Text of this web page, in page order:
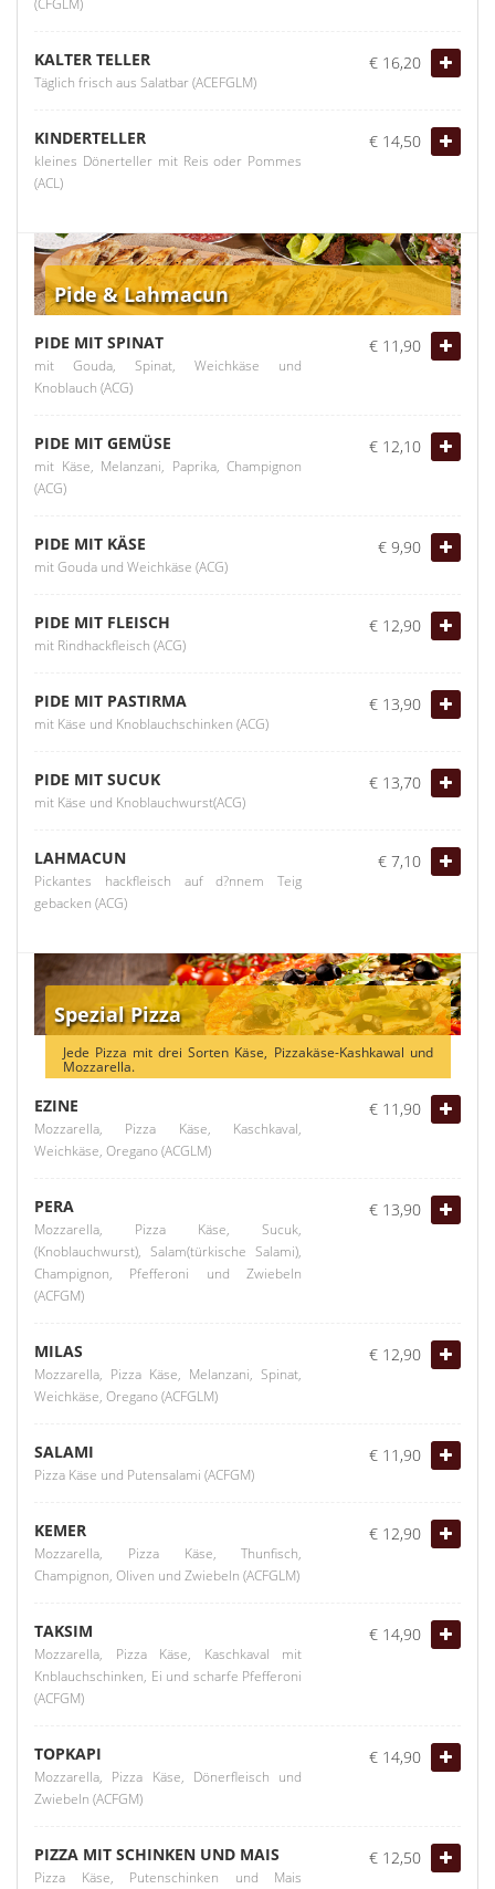
KALTER TELLER
Täglich frisch aus Salatbar (ACEFGLM)
€ 16,20
KINDERTELLER
kleines Dönerteller mit Reis oder Pommes
(ACL)
€ 14,50
Pide & Lahmacun
PIDE MIT SPINAT
mit Gouda, Spinat, Weichkäse und
Knoblauch (ACG)
€ 11,90
PIDE MIT GEMÜSE
mit Käse, Melanzani, Paprika, Champignon
(ACG)
€ 12,10
PIDE MIT KÄSE
mit Gouda und Weichkäse (ACG)
€ 9,90
PIDE MIT FLEISCH
mit Rindhackfleisch (ACG)
€ 12,90
PIDE MIT PASTIRMA
mit Käse und Knoblauchschinken (ACG)
€ 13,90
PIDE MIT SUCUK
mit Käse und Knoblauchwurst(ACG)
€ 13,70
LAHMACUN
Pickantes hackfleisch auf d?nnem Teig
gebacken (ACG)
€ 7,10
Spezial Pizza
Jede Pizza mit drei Sorten Käse, Pizzakäse-Kashkawal und
Mozzarella.
EZINE
Mozzarella, Pizza Käse, Kaschkaval,
Weichkäse, Oregano (ACGLM)
€ 11,90
PERA
Mozzarella, Pizza Käse, Sucuk,
(Knoblauchwurst), Salam(türkische Salami),
Champignon, Pfefferoni und Zwiebeln
(ACFGM)
€ 13,90
MILAS
Mozzarella, Pizza Käse, Melanzani, Spinat,
Weichkäse, Oregano (ACFGLM)
€ 12,90
SALAMI
Pizza Käse und Putensalami (ACFGM)
€ 11,90
KEMER
Mozzarella, Pizza Käse, Thunfisch,
Champignon, Oliven und Zwiebeln (ACFGLM)
€ 12,90
TAKSIM
Mozzarella, Pizza Käse, Kaschkaval mit
Knblauchschinken, Ei und scharfe Pfefferoni
(ACFGM)
€ 14,90
TOPKAPI
Mozzarella, Pizza Käse, Dönerfleisch und
Zwiebeln (ACFGM)
€ 14,90
PIZZA MIT SCHINKEN UND MAIS
Pizza Käse, Putenschinken und Mais
€ 12,50